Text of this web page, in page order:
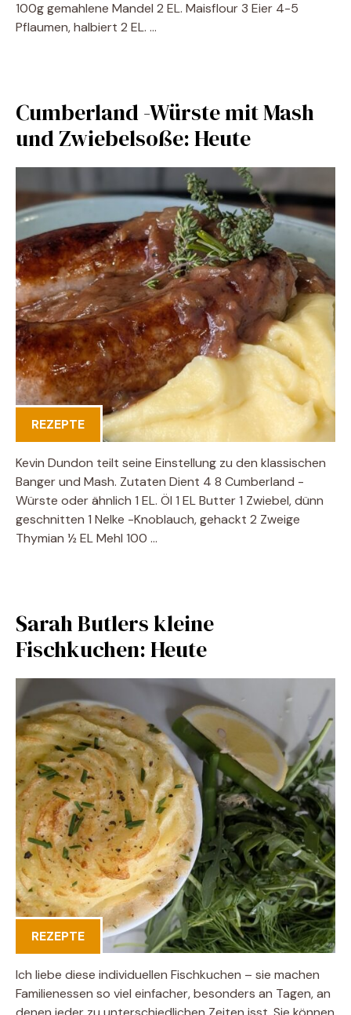
100g gemahlene Mandel 2 EL. Maisflour 3 Eier 4-5
Pflaumen, halbiert 2 EL. …
Cumberland -Würste mit Mash
und Zwiebelsoße: Heute
REZEPTE
Kevin Dundon teilt seine Einstellung zu den klassischen
Banger und Mash. Zutaten Dient 4 8 Cumberland -
Würste oder ähnlich 1 EL. Öl 1 EL Butter 1 Zwiebel, dünn
geschnitten 1 Nelke -Knoblauch, gehackt 2 Zweige
Thymian ½ EL Mehl 100 …
Sarah Butlers kleine
Fischkuchen: Heute
REZEPTE
Ich liebe diese individuellen Fischkuchen – sie machen
Familienessen so viel einfacher, besonders an Tagen, an